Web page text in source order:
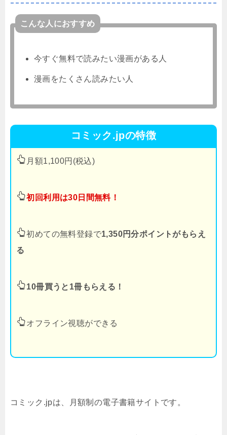
こんな人におすすめ
今すぐ無料で読みたい漫画がある人
漫画をたくさん読みたい人
コミック.jpの特徴
月額1,100円(税込)
初回利用は30日間無料！
初めての無料登録で1,350円分ポイントがもらえ
る
10冊買うと1冊もらえる！
オフライン視聴ができる
コミック.jpは、月額制の電子書籍サイトです。